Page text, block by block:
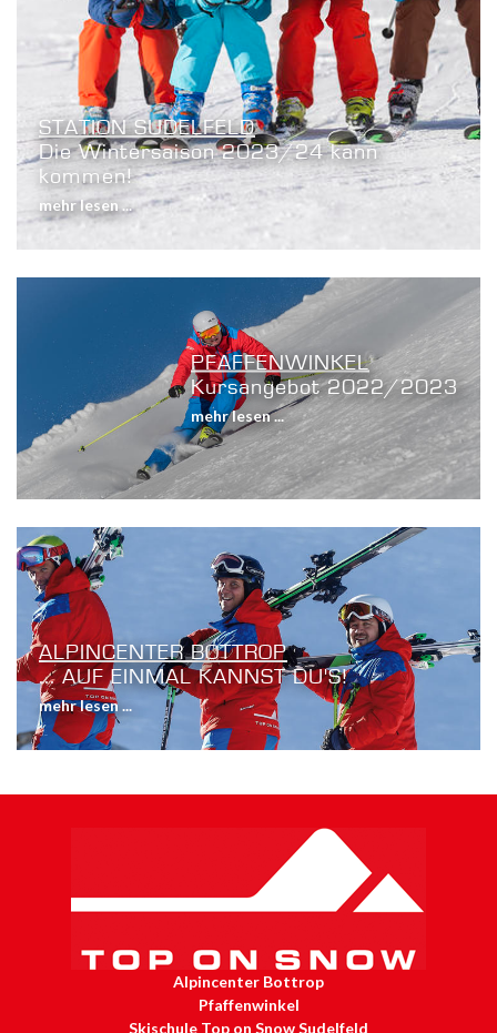
STATION SUDELFELD
Die Wintersaison 2023/24 kann
kommen!
mehr lesen ...
PFAFFENWINKEL
Kursangebot 2022/2023
mehr lesen ...
ALPINCENTER BOTTROP
... AUF EINMAL KANNST DU'S!
mehr lesen ...
Alpincenter Bottrop
Pfaffenwinkel
Skischule Top on Snow Sudelfeld